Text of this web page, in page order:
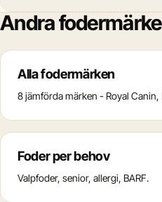
Andra
Alla fodermärken
8 jämförda märken - Royal Canin,
Foder per behov
Valpfoder, senior, allergi, BARF.